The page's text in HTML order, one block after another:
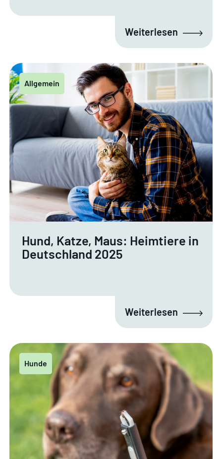
Weiterlesen
Allgemein
Hund, Katze, Maus: Heimtiere in
Deutschland 2025
Weiterlesen
Hunde